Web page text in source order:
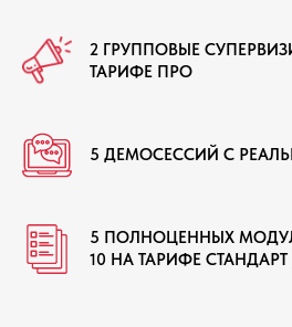
2 ГРУППОВЫЕ
ТАРИФЕ ПРО
5 ДЕМОСЕССИЙ С
5 ПОЛНОЦЕННЫХ
10 НА ТАРИФЕ